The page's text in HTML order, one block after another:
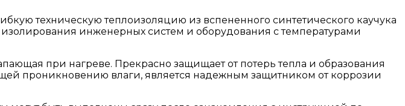
техническую теплоизоляцию из вспененного синтетического каучука
инженерных систем и оборудования с температурами
при нагреве. Прекрасно защищает от потерь тепла и образования
проникновению влаги, является надежным защитником от коррозии